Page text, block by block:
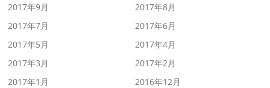
2017年9月
2017年8月
2017年7月
2017年6月
2017年5月
2017年4月
2017年3月
2017年2月
2017年1月
2016年12月